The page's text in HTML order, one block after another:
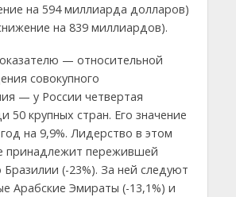
на 594 миллиарда долларов)
на 839 миллиардов).
— относительной
cовокупного
— у России четвертая
50 крупных стран. Его значение
на 9,9%. Лидерство в этом
принадлежит пережившей
(-23%). За ней следуют
Арабские Эмираты (-13,1%) и